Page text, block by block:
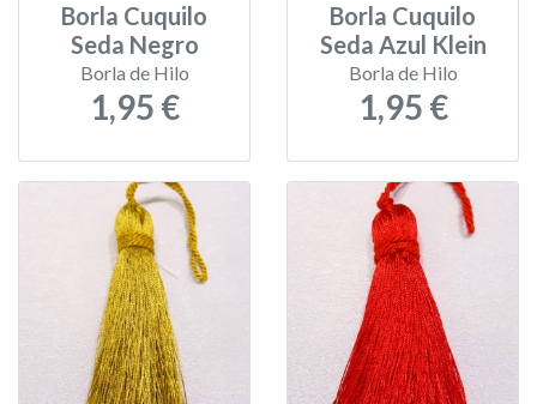
Borla Cuquilo
Seda Negro
Borla de Hilo
1,95 €
Borla Cuquilo
Seda Azul Klein
Borla de Hilo
1,95 €